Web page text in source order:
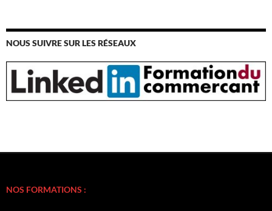
NOUS SUIVRE SUR LES RÉSEAUX
NOS FORMATIONS :